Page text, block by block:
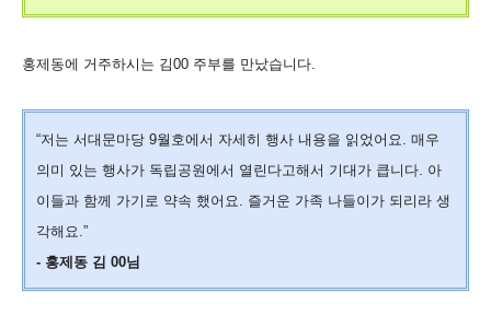
홍제동에 거주하시는 김00 주부를 만났습니다.
“저는 서대문마당 9월호에서 자세히 행사 내용을 읽었어요. 매우
의미 있는 행사가 독립공원에서 열린다고해서 기대가 큽니다. 아
이들과 함께 가기로 약속 했어요. 즐거운 가족 나들이가 되리라 생
각해요.”
- 홍제동 김 00님